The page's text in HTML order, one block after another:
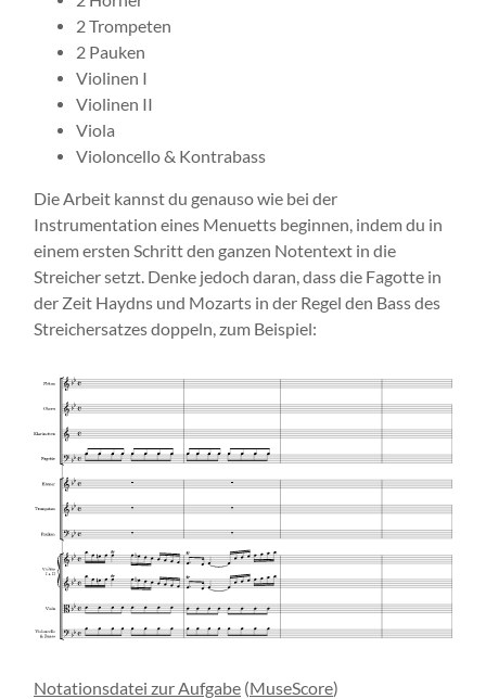
2 Trompeten
2 Pauken
Violinen I
Violinen II
Viola
Violoncello & Kontrabass
Die Arbeit kannst du genauso wie bei der
Instrumentation eines Menuetts beginnen, indem du in
einem ersten Schritt den ganzen Notentext in die
Streicher setzt. Denke jedoch daran, dass die Fagotte in
der Zeit Haydns und Mozarts in der Regel den Bass des
Streichersatzes doppeln, zum Beispiel:
Notationsdatei zur Aufgabe (MuseScore)